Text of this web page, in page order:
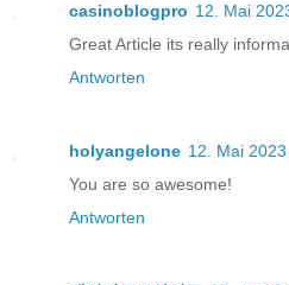
casinoblogpro 12. Mai
Great Article its really
Antworten
holyangelone 12. Mai
You are so awesome!
Antworten